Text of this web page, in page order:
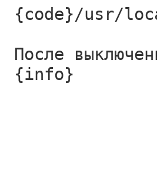
{code}/usr/
После
{info}